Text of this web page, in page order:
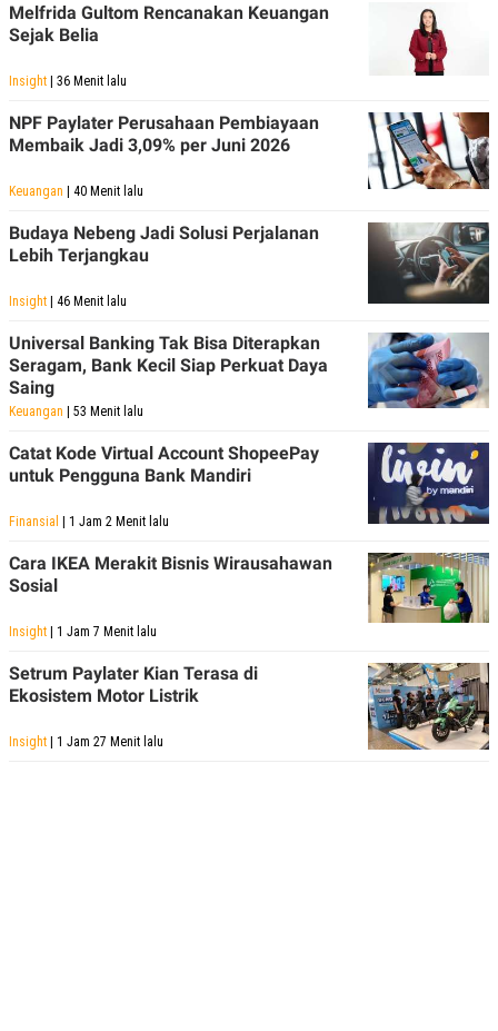
Melfrida Gultom Rencanakan Keuangan
Sejak Belia
Insight | 36 Menit lalu
NPF Paylater Perusahaan Pembiayaan
Membaik Jadi 3,09% per Juni 2026
Keuangan | 40 Menit lalu
Budaya Nebeng Jadi Solusi Perjalanan
Lebih Terjangkau
Insight | 46 Menit lalu
Universal Banking Tak Bisa Diterapkan
Seragam, Bank Kecil Siap Perkuat Daya
Saing
Keuangan | 53 Menit lalu
Catat Kode Virtual Account ShopeePay
untuk Pengguna Bank Mandiri
Finansial | 1 Jam 2 Menit lalu
Cara IKEA Merakit Bisnis Wirausahawan
Sosial
Insight | 1 Jam 7 Menit lalu
Setrum Paylater Kian Terasa di
Ekosistem Motor Listrik
Insight | 1 Jam 27 Menit lalu